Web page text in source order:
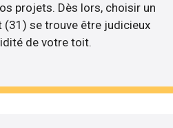
projets. Dès lors, choisir un
(31) se trouve être judicieux
de votre toit.